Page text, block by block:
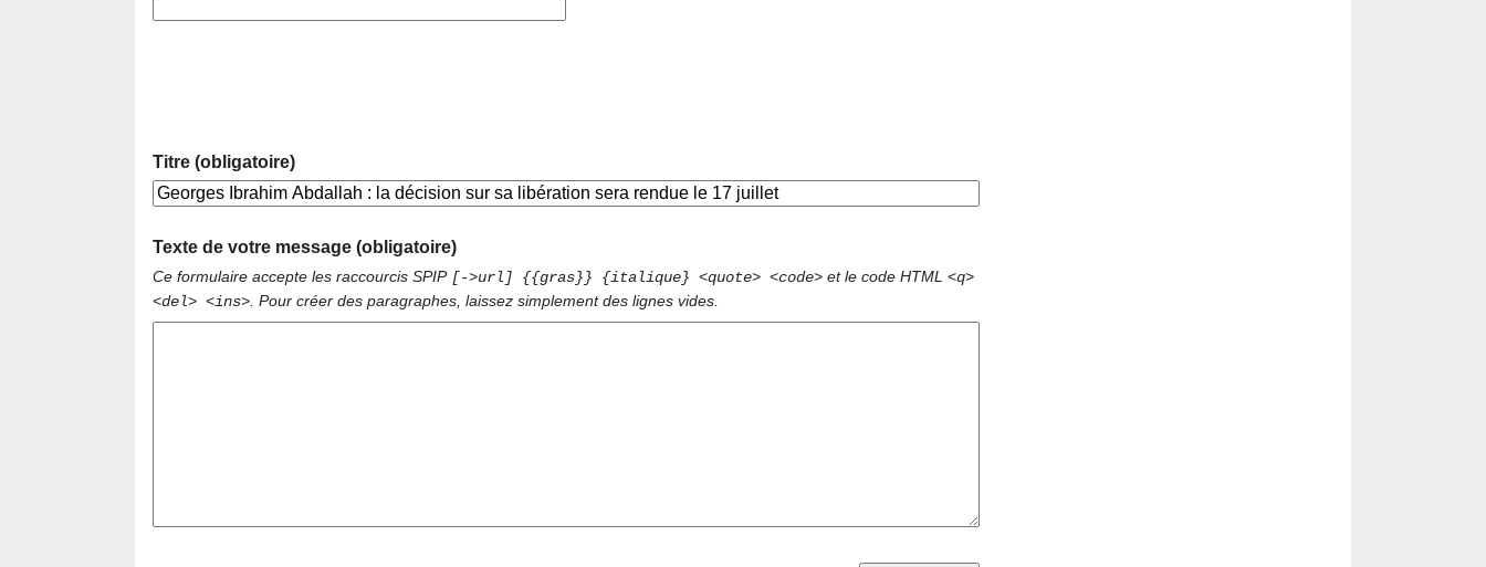
Titre (obligatoire)
Texte de votre message (obligatoire)
Ce formulaire accepte les raccourcis SPIP [->url] {{gras}} {italique} <quote> <code> et le code HTML <q>
<del> <ins> . Pour créer des paragraphes, laissez simplement des lignes vides.